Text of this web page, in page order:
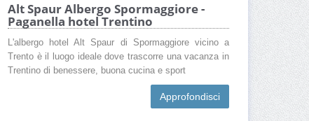
Alt Spaur Albergo Spormaggiore -
Paganella hotel Trentino
L'albergo hotel Alt Spaur di Spormaggiore vicino a
Trento è il luogo ideale dove trascorre una vacanza in
Trentino di benessere, buona cucina e sport
Approfondisci